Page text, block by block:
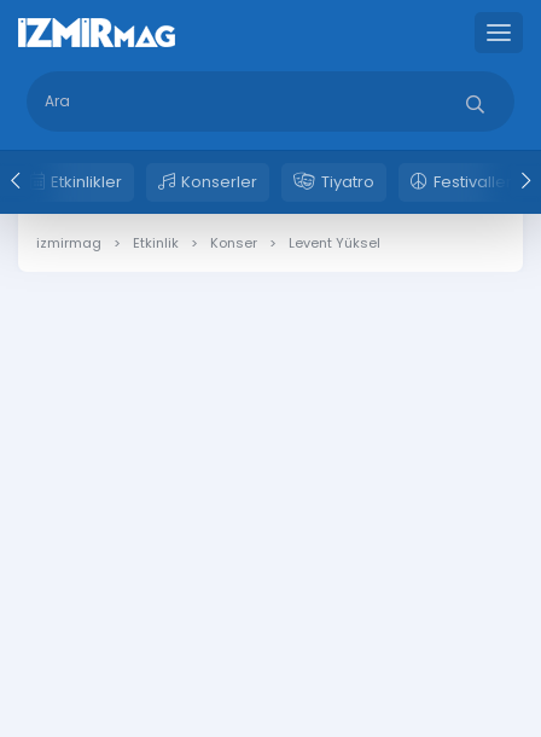
Etkinlikler Konserler Tiyatro Festivaller
izmirmag Etkinlik Konser Levent Yüksel